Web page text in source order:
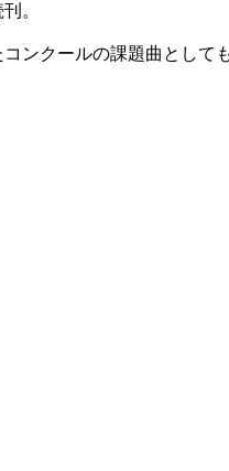
。
ンクールの課題曲として